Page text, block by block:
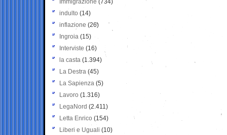
Immigrazione (734)
indulto (14)
inflazione (26)
Ingroia (15)
Interviste (16)
la casta (1.394)
La Destra (45)
La Sapienza (5)
Lavoro (1.316)
LegaNord (2.411)
Letta Enrico (154)
Liberi e Uguali (10)